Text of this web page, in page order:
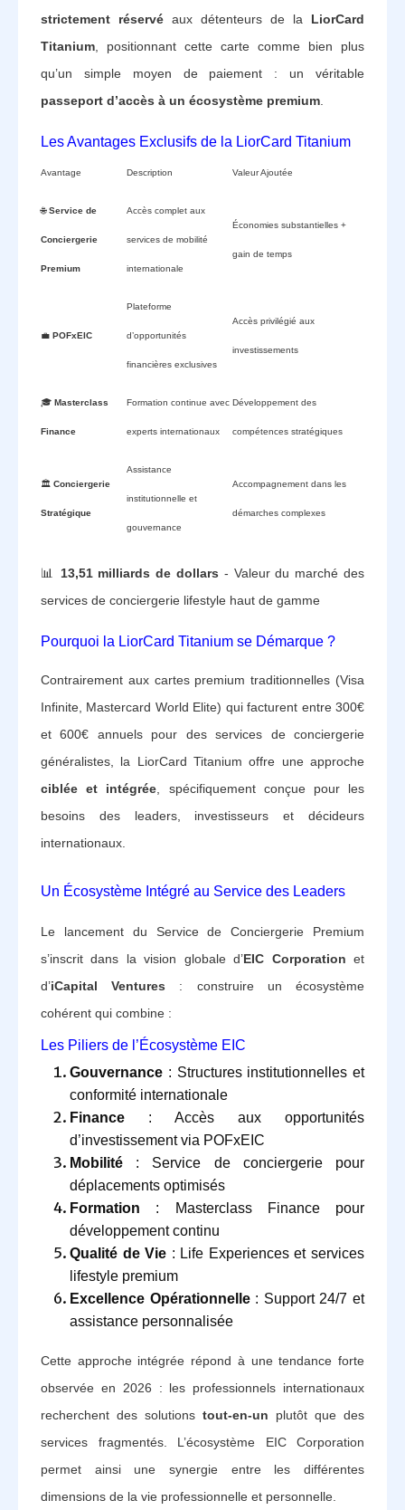
strictement réservé aux détenteurs de la LiorCard
Titanium , positionnant cette carte comme bien plus
qu’un simple moyen de paiement : un véritable
passeport d’accès à un écosystème premium
Les Avantages Exclusifs de la LiorCard Titanium
Avantage Description Valeur Ajoutée
🌐Service de
Conciergerie
Premium
Accès complet aux
services de mobilité
internationale
Économies substantielles +
gain de temps
💼 POFxEIC
Plateforme
d’opportunités
financières exclusives
Accès privilégié aux
investissements
🎓 Masterclass
Finance
Formation continue avec
experts internationaux
Développement des
compétences stratégiques
🏛️ Conciergerie
Stratégique
Assistance
institutionnelle et
gouvernance
Accompagnement dans les
démarches complexes
📊 13,51 milliards de dollars - Valeur du marché des
services de conciergerie lifestyle haut de gamme
Pourquoi la LiorCard Titanium se Démarque ?
Contrairement aux cartes premium traditionnelles (Visa
Infinite, Mastercard World Elite) qui facturent entre 300€
et 600€ annuels pour des services de conciergerie
généralistes, la LiorCard Titanium offre une approche
ciblée et intégrée , spécifiquement conçue pour les
besoins des leaders, investisseurs et décideurs
internationaux.
Un Écosystème Intégré au Service des Leaders
Le lancement du Service de Conciergerie Premium
s’inscrit dans la vision globale d’EIC Corporation et
d’iCapital Ventures : construire un écosystème
cohérent qui combine :
Les Piliers de l’Écosystème EIC
Gouvernance : Structures institutionnelles et
conformité internationale
Finance : Accès aux opportunités
d’investissement via POFxEIC
Mobilité : Service de conciergerie pour
déplacements optimisés
Formation : Masterclass Finance pour
développement continu
Qualité de Vie : Life Experiences et services
lifestyle premium
Excellence Opérationnelle: Support 24/7 et
assistance personnalisée
Cette approche intégrée répond à une tendance forte
observée en 2026 : les professionnels internationaux
recherchent des solutions tout-en-un plutôt que des
services fragmentés. L’écosystème EIC Corporation
permet ainsi une synergie entre les différentes
dimensions de la vie professionnelle et personnelle.